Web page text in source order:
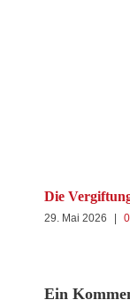
Die
29. Mai 2026 |
Ein